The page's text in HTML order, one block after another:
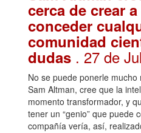
cerca de crear
conceder
comunidad
dudas . 27 de
No se puede ponerle
Sam Altman, cree que la
momento transformador, y
tener un “genio” que puede
compañía vería, así,